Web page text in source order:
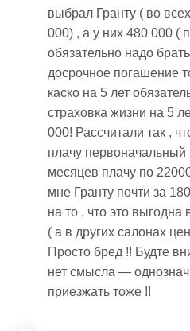
выбрал Гранту ( во
000) , а у них 480 000 (
обязательно надо
досрочное погашение
каско на 5 лет
страховка жизни на 5
000! Рассчитали так ,
плачу
месяцев плачу по
мне Гранту почти за
на то , что это выгодна
( а в других салонах
Просто бред !! Будте
нет смысла —
приезжать тоже !!